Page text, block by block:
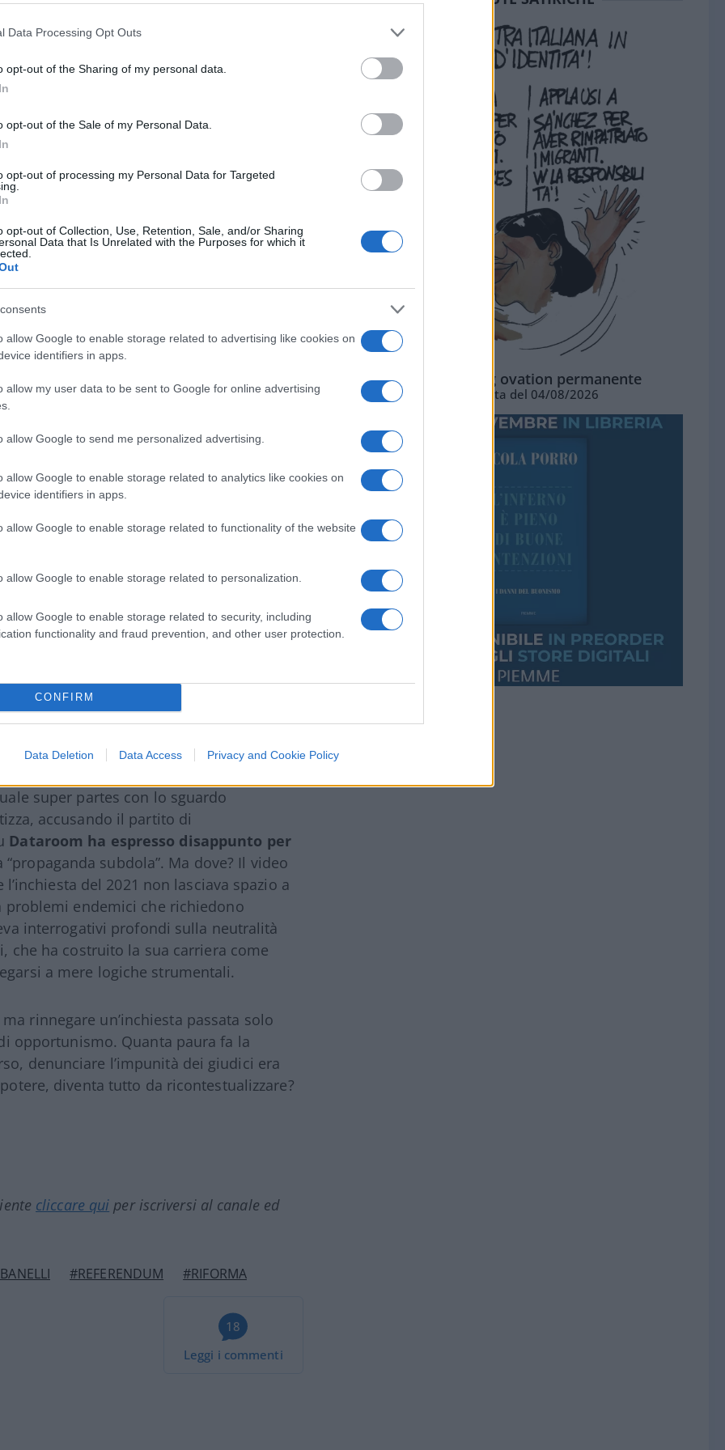
Data Processing Opt Outs
opt-out of the Sharing of my personal data.
opt-out of the Sale of my Personal Data.
opt-out of processing my Personal Data for Targeted
opt-out of Collection, Use, Retention, Sale, and/or Sharing
Data that Is Unrelated with the Purposes for which it
allow Google to enable storage related to advertising like cookies on
identifiers in apps.
allow my user data to be sent to Google for online advertising
allow Google to send me personalized advertising.
allow Google to enable storage related to analytics like cookies on
identifiers in apps.
allow Google to enable storage related to functionality of the website
allow Google to enable storage related to personalization.
allow Google to enable storage related to security, including
functionality and fraud prevention, and other user protection.
CONFIRM
Data Deletion Data Access Privacy and Cookie Policy
rimangiando le loro critiche alla
un assist al governo. E l’episodio che oggi
giornalista, nota per le sue inchieste
video in cuidenunciava con veemenza
italiana
definire, appare motivato non da un
da un calcolo politico:evitare di fornire
per il “SÌ”
idee pur di allinearsi a un’agenda
coerenza. Ma andiamo ai fatti. Nel
dettagliata intitolata “Giudici, cosa
e carriere”. In quel pezzo, ancora
che portano a riabilitazioni
disciplinare inceppato e ricco di
o corrotte di rimanere in servizio.
sottolineando come, nonostante i tre
dai giudici, il meccanismo spesso si
un quadro di una giustizia
diffuso su piattaforme come
diventando oggi un assist
anni denuncia l’eccesso di potere della
di Fratelli d’Italia non si sono
rilanciato il clamoroso assist al fronte
referendum che mira alla separazione
controllo dei giudici, ha senso
chi invece oggi è un tiepido (o fervido)
super partes con lo sguardo
accusando il partito di
Dataroom ha espresso disappunto per
subdola”. Ma dove? Il video
del 2021 non lasciava spazio a
endemici che richiedono
interrogativi profondi sulla neutralità
che ha costruito la sua carriera come
a mere logiche strumentali.
ma rinnegare un’inchiesta passata solo
opportunismo. Quanta paura fa la
denunciare l’impunità dei giudici era
diventa tutto da ricontestualizzare?
cliccare qui per iscriversi al canale ed
#REFERENDUM #RIFORMA
18
Leggi i commenti
La standing ovation permanente
Vignetta del 04/08/2026